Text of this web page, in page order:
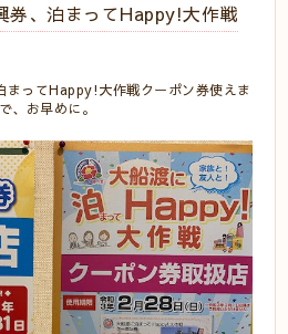
券、泊まってHappy!大作戦
まってHappy!大作戦クーポン券使えま
、お早めに。